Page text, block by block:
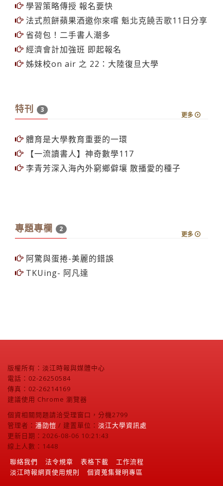
學習策略傳授 報名要快
法式煎餅蘋果酒邀你來嚐 魁北克饒舌歌11日分享
省荷包！二手書人潮多
經濟會計加強班 即起報名
姊妹校on air 之 22：大陸復旦大學
特刊 3
更多
體育是大學教育重要的一環
【一流讀書人】神奇數學117
李青芳深入海內外窮鄉僻壤 散播愛的種子
專題專欄 2
更多
阿驚與蛋捲-美麗的錯誤
TKUing- 阿凡達
版權所有：淡江時報與媒體中心
電話：02-26250584
傳真：02-26214169
建議使用 Chrome 瀏覽器
個資相關問題請洽受理窗口，分機2799
管理者： 潘劭愷 / 建置單位： 淡江大學資訊處
更新日期：2026-08-06 10:21:43
線上人數：1448
聯絡我們
法令規章 表格下載
工作流程
淡江時報網頁使用規則
個資蒐集聲明專區